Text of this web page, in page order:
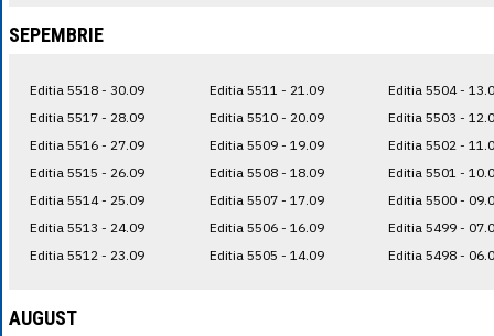
SEPEMBRIE
Editia 5518 - 30.09
Editia 5517 - 28.09
Editia 5516 - 27.09
Editia 5515 - 26.09
Editia 5514 - 25.09
Editia 5513 - 24.09
Editia 5512 - 23.09
Editia 5511 - 21.09
Editia 5510 - 20.09
Editia 5509 - 19.09
Editia 5508 - 18.09
Editia 5507 - 17.09
Editia 5506 - 16.09
Editia 5505 - 14.09
Editia 5504 -
Editia 5503 -
Editia 5502 -
Editia 5501 -
Editia 5500 -
Editia 5499 -
Editia 5498 -
AUGUST